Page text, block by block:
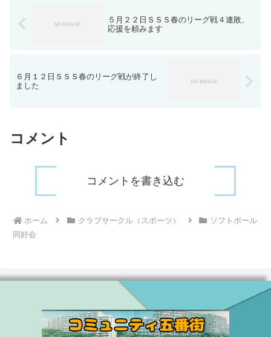
５月２２日ＳＳＳ春のリーグ戦４連敗、
応援を頼みます
６月１２日ＳＳＳ春のリーグ戦が終了し
ました
コメント
コメントを書き込む
ホーム クラブサークル（スポーツ）
ソフトボール
同好会